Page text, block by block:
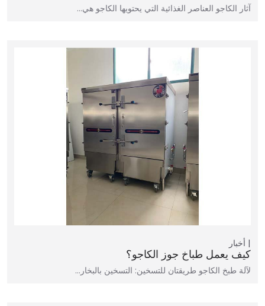
آثار الكاجو العناصر الغذائية التي يحتويها الكاجو هي…
أخبار
كيف يعمل طباخ جوز الكاجو؟
لآلة طبخ الكاجو طريقتان للتسخين: التسخين بالبخار…